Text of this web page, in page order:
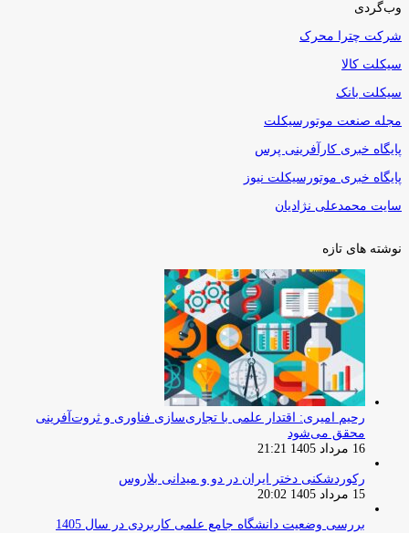
وب‌گردی
شرکت چترا محرک
سیکلت کالا
سیکلت بانک
مجله صنعت موتورسیکلت
پایگاه خبری کارآفرینی پرس
پایگاه خبری موتورسیکلت نیوز
سایت محمدعلی نژادیان
نوشته های تازه
رحیم امیری: اقتدار علمی با تجاری‌سازی فناوری و ثروت‌آفرینی
محقق می‌شود
16 مرداد 1405 21:21
رکوردشکنی دختر ایران در دو و میدانی بلاروس
15 مرداد 1405 20:02
بررسی وضعیت دانشگاه جامع علمی کاربردی در سال 1405